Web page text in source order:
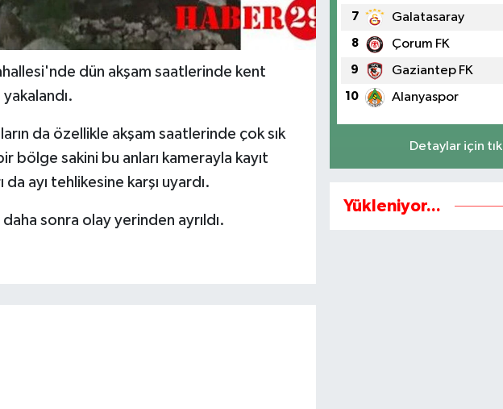
dün akşam saatlerinde kent
da özellikle akşam saatlerinde çok sık
bölge sakini bu anları kamerayla kayıt
ayı tehlikesine karşı uyardı.
sonra olay yerinden ayrıldı.
7 Galatasaray
8 Çorum FK
9 Gaziantep FK
10 Alanyaspor
Detaylar için
Yükleniyor...